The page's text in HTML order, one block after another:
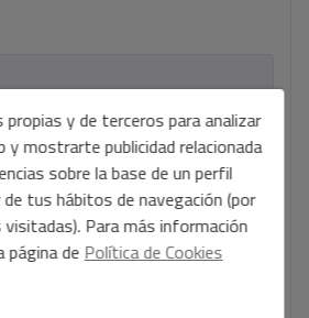
y de terceros para analizar
y mostrarte publicidad relacionada
sobre la base de un perfil
tus hábitos de navegación (por
visitadas). Para más información
de Política de Cookies